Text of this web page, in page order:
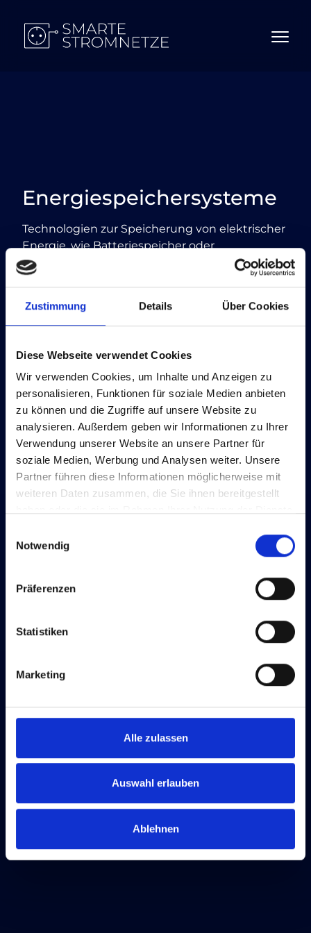
Zustimmung Details Über Cookies
Diese Webseite verwendet Cookies
Wir verwenden Cookies, um Inhalte und Anzeigen zu
personalisieren, Funktionen für soziale Medien anbieten
zu können und die Zugriffe auf unsere Website zu
analysieren. Außerdem geben wir Informationen zu Ihrer
Verwendung unserer Website an unsere Partner für
soziale Medien, Werbung und Analysen weiter. Unsere
Partner führen diese Informationen möglicherweise mit
weiteren Daten zusammen, die Sie ihnen bereitgestellt
Notwendig
Präferenzen
Statistiken
Marketing
Alle zulassen
Auswahl erlauben
Ablehnen
Energiespeichersysteme
Technologien zur Speicherung von elektrischer
Energie, wie Batteriespeicher oder
Pumpspeicherkraftwerke. Sie sind
entscheidend, um die Volatilität erneuerbarer
Versorgungssicherheit zu gewährleisten.
Zurück zum Glossar